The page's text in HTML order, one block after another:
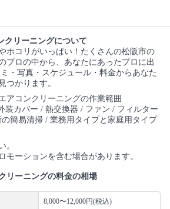
クリーニングについて
ホコリがいっぱい！たくさんの松阪市の
プロの中から、あなたにあったプロに出
・写真・スケジュール・料金からあなた
つかります。
アコンクリーニングの作業範囲
装カバー / 熱交換器 / ファン / フィルター
簡易清掃 / 業務用タイプと家庭用タイプ
。
ーションを含む場合があります。
リーニングの料金の相場
8,000〜12,000円(税込)